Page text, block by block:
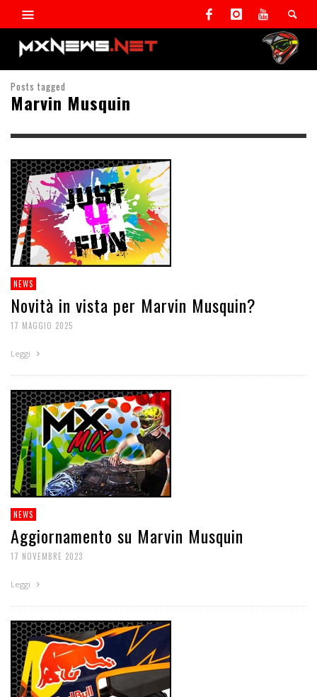
Posts tagged
Marvin Musquin
NEWS
Novità in vista per Marvin Musquin?
17 MAGGIO 2025
Leggi
NEWS
Aggiornamento su Marvin Musquin
17 NOVEMBRE 2023
Leggi